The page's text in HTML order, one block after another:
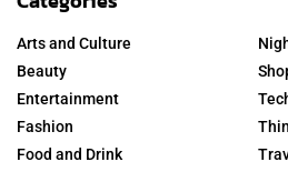
Arts and Culture
Beauty
Entertainment
Fashion
Food and Drink